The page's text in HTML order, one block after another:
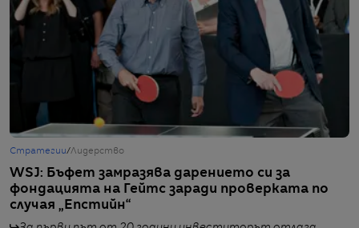
Стратегии/Лидерство
WSJ: Бъфет замразява дарението си за
фондацията на Гейтс заради проверката по
случая „Епстийн“